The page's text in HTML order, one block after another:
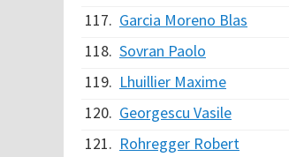
117. Garcia Moreno Blas
118. Sovran Paolo
119. Lhuillier Maxime
120. Georgescu Vasile
121. Rohregger Robert